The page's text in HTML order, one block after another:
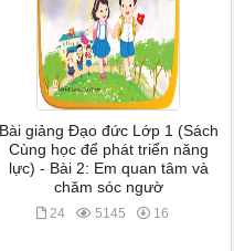
Bài giảng Đạo đức Lớp 1 (Sách
Cùng học để phát triển năng
lực) - Bài 2: Em quan tâm và
chăm sóc ngườ
24 5145 16